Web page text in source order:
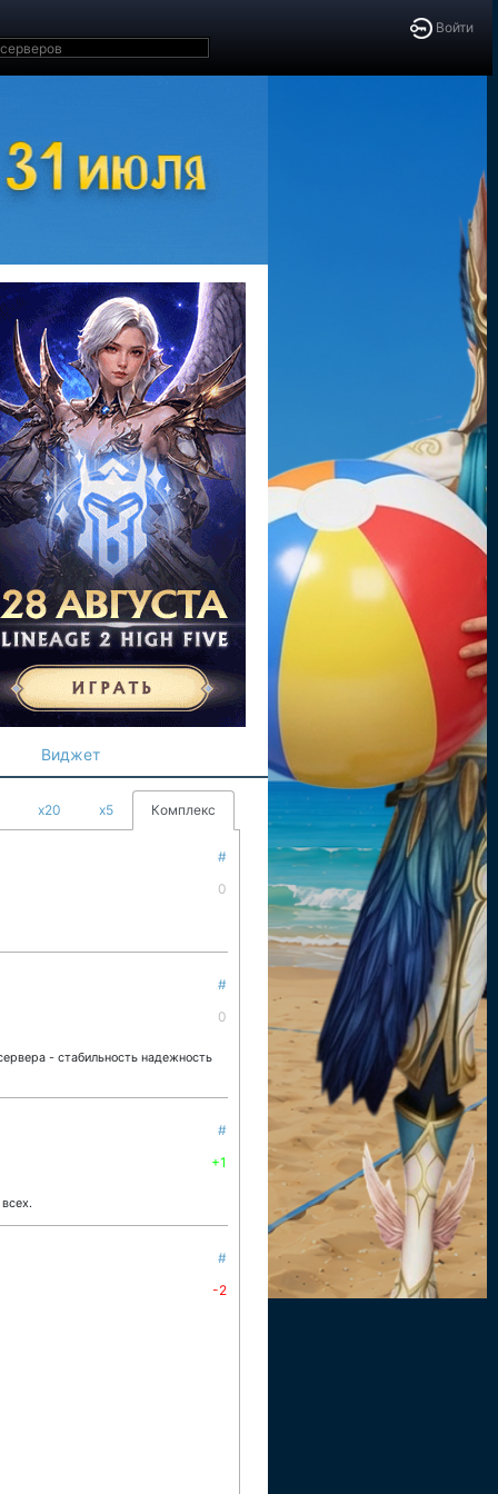
Войти
Виджет
x20 x5 Комплекс
#
0
#
0
- стабильность надежность
#
+1
#
-2